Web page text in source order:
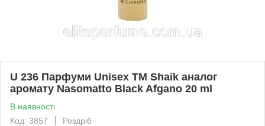
U 236 Парфуми Unisex ТМ Shaik аналог
аромату Nasomatto Black Afgano 20 ml
В наявності
Код: 3857
Роздріб